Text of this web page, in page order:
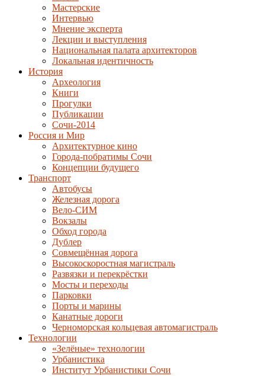
Мастерские
Интервью
Мнение эксперта
Лекции и выступления
Национальная палата архитекторов
Локальная идентичность
История
Археология
Книги
Прогулки
Публикации
Сочи-2014
Россия и Мир
Архитектурное кино
Города-побратимы Сочи
Концепции будущего
Транспорт
Автобусы
Железная дорога
Вело-СИМ
Вокзалы
Обход города
Дублер
Совмещённая дорога
Высокоскоростная магистраль
Развязки и перекрёстки
Мосты и переходы
Парковки
Порты и марины
Канатные дороги
Черноморская кольцевая автомагистраль
Технологии
«Зелёные» технологии
Урбанистика
Институт Урбанистики Сочи